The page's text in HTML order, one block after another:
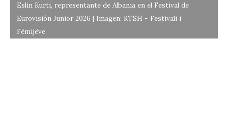
Eslin Kurti, representante de Albania en el Festival de
Eurovisión Junior 2026 | Imagen: RTSH - Festivali i
Fëmijëve